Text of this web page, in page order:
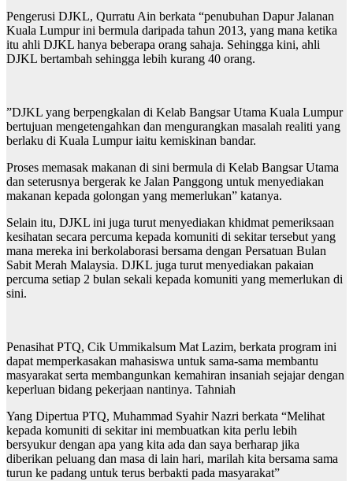
Pengerusi DJKL, Qurratu Ain berkata “penubuhan Dapur Jalanan
Kuala Lumpur ini bermula daripada tahun 2013, yang mana ketika
itu ahli DJKL hanya beberapa orang sahaja. Sehingga kini, ahli
DJKL bertambah sehingga lebih kurang 40 orang.
”DJKL yang berpengkalan di Kelab Bangsar Utama Kuala Lumpur
bertujuan mengetengahkan dan mengurangkan masalah realiti yang
berlaku di Kuala Lumpur iaitu kemiskinan bandar.
Proses memasak makanan di sini bermula di Kelab Bangsar Utama
dan seterusnya bergerak ke Jalan Panggong untuk menyediakan
makanan kepada golongan yang memerlukan” katanya.
Selain itu, DJKL ini juga turut menyediakan khidmat pemeriksaan
kesihatan secara percuma kepada komuniti di sekitar tersebut yang
mana mereka ini berkolaborasi bersama dengan Persatuan Bulan
Sabit Merah Malaysia. DJKL juga turut menyediakan pakaian
percuma setiap 2 bulan sekali kepada komuniti yang memerlukan di
sini.
Penasihat PTQ, Cik Ummikalsum Mat Lazim, berkata program ini
dapat memperkasakan mahasiswa untuk sama-sama membantu
masyarakat serta membangunkan kemahiran insaniah sejajar dengan
keperluan bidang pekerjaan nantinya. Tahniah
Yang Dipertua PTQ, Muhammad Syahir Nazri berkata “Melihat
kepada komuniti di sekitar ini membuatkan kita perlu lebih
bersyukur dengan apa yang kita ada dan saya berharap jika
diberikan peluang dan masa di lain hari, marilah kita bersama sama
turun ke padang untuk terus berbakti pada masyarakat”